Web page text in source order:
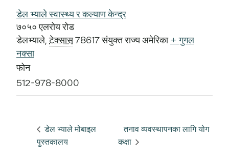
डेल भ्याले स्वास्थ्य र कल्याण केन्द्र
७०५० एलरोय रोड
डेलभ्याले, टेक्सास78617संयुक्त राज्य अमेरिका + गुगल
नक्सा
फोन
512-978-8000
डेल भ्याले मोबाइल
पुस्तकालय
तनाव व्यवस्थापनका लागि योग
कक्षा